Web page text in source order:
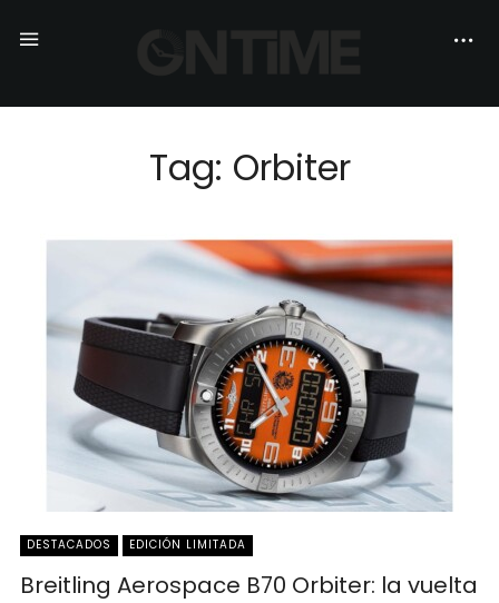
Tag: Orbiter
DESTACADOS EDICIÓN LIMITADA
Breitling Aerospace B70 Orbiter: la vuelta